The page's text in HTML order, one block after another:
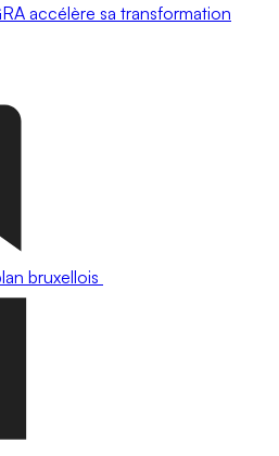
accélère sa transformation
bruxellois